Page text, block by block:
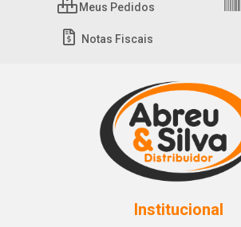
Meus Pedidos
Notas Fiscais
Institucional